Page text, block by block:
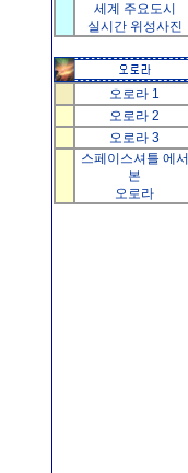
세계 주요도시
실시간 위성사진
오로라 1
오로라 2
오로라 3
스페이스셔틀 에서
본
오로라